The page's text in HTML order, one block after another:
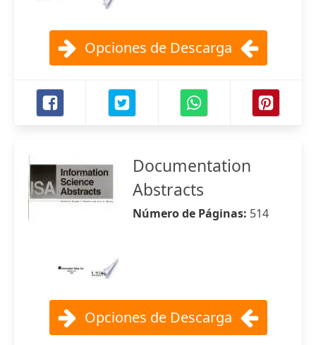
Opciones de Descarga
Documentation
Abstracts
Número de Páginas: 514
Opciones de Descarga